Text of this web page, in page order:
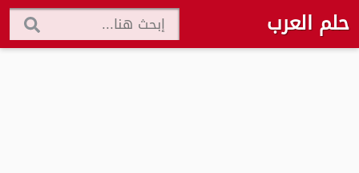
حلم العرب